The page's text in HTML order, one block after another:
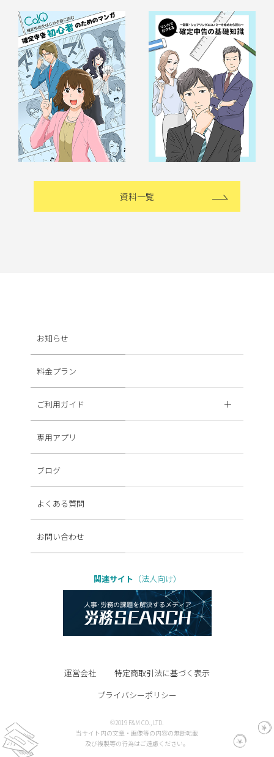
資料一覧
お知らせ
料金プラン
ご利用ガイド
専用アプリ
ブログ
よくある質問
お問い合わせ
関連サイト （法人向け）
運営会社
特定商取引法に基づく表示
プライバシーポリシー
©2019 F&M CO., LTD.
当サイト内の文章・画像等の内容の無断転載
及び複製等の行為はご遠慮ください。